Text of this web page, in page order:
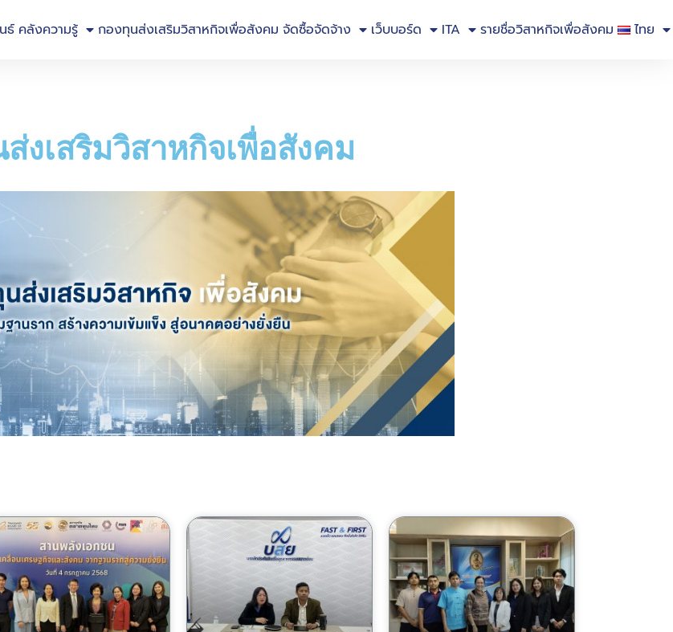
ธ์ คลังความรู้ กองทุนส่งเสริมวิสาหกิจเพื่อสังคม จัดซื้อจัดจ้าง เว็บบอร์ด ITA รายชื่อวิสาหกิจเพื่อสังคม ไทย
งเสริมวิสาหกิจเพื่อสังคม